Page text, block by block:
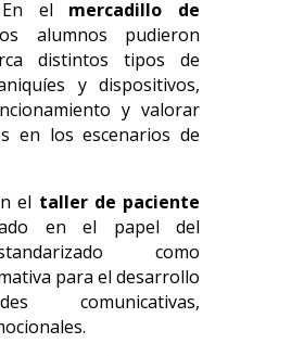
el mercadillo de
alumnos pudieron
distintos tipos de
y dispositivos,
y valorar
en los escenarios de
el taller de paciente
en el papel del
como
para el desarrollo
comunicativas,